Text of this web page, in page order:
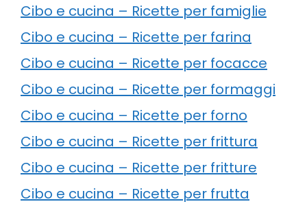
Cibo e cucina – Ricette per famiglie
Cibo e cucina – Ricette per farina
Cibo e cucina – Ricette per focacce
Cibo e cucina – Ricette per formaggi
Cibo e cucina – Ricette per forno
Cibo e cucina – Ricette per frittura
Cibo e cucina – Ricette per fritture
Cibo e cucina – Ricette per frutta